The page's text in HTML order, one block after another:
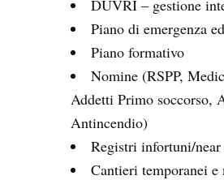
DUVRI – gestione
Piano di emergenza
Piano formativo
Nomine (RSPP,
Addetti Primo soccorso,
Antincendio)
Registri infortuni/near
Cantieri temporanei